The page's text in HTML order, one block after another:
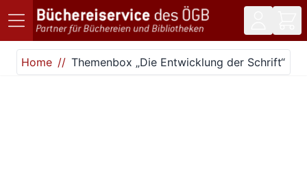
Direkt zum Inhalt
Home
Themenbox „Die Entwicklung der Schrift“